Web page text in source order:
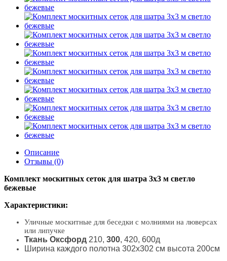
Описание
Отзывы (0)
Комплект москитных сеток для шатра 3х3 м светло
бежевые
Характеристики:
Уличные москитные для беседки с молниями на люверсах
или липучке
Ткань Оксфорд 210, 300, 420, 600д
Ширина каждого полотна 302х302 см высота 200см